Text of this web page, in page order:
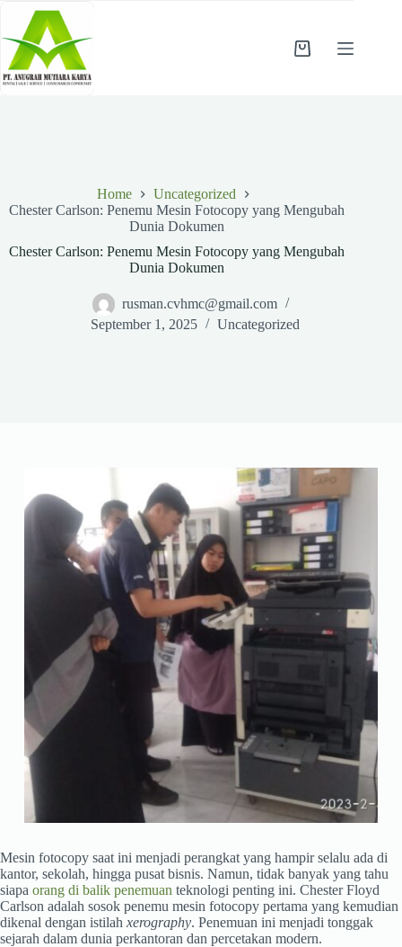
content
Shopping
Home
Uncategorized
Chester Carlson: Penemu Mesin Fotocopy yang Mengubah
Dunia Dokumen
Chester Carlson: Penemu Mesin Fotocopy yang Mengubah
Dunia Dokumen
rusman.cvhmc@gmail.com
September 1, 2025
Uncategorized
Mesin fotocopy saat ini menjadi perangkat yang hampir selalu ada di
kantor, sekolah, hingga pusat bisnis. Namun, tidak banyak yang tahu
siapa orang di balik penemuan teknologi penting ini. Chester Floyd
Carlson adalah sosok penemu mesin fotocopy pertama yang kemudian
dikenal dengan istilah xerography. Penemuan ini menjadi tonggak
sejarah dalam dunia perkantoran dan percetakan modern.